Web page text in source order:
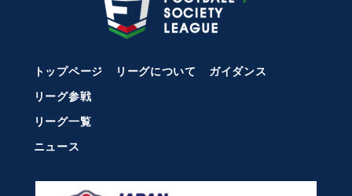
トップページ リーグについて
ガイダンス
リーグ参戦
リーグ一覧
ニュース